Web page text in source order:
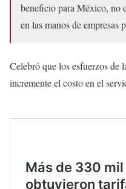
beneficio para México, no
en las manos de empresas
Celebró que los esfuerzos de
incremente el costo en el